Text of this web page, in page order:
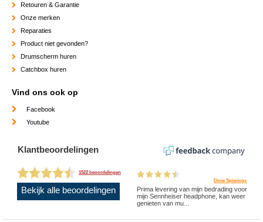
Retouren & Garantie
Onze merken
Reparaties
Product niet gevonden?
Drumscherm huren
Catchbox huren
Vind ons ook op
Facebook
Youtube
Klantbeoordelingen
1522 beoordelingen
Bekijk alle beoordelingen
Dinie Spierings
Prima levering van mijn bedrading voor
mijn Sennheiser headphone, kan weer
genieten van mu...